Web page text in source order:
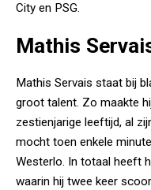
City en PSG.
Mathis
Mathis Servais staat bij
groot talent. Zo maakte
zestienjarige leeftijd, al
mocht toen enkele
Westerlo. In totaal heeft
waarin hij twee keer